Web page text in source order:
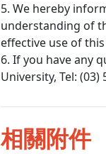
5. We hereby
understanding of
effective use of
6. If you have any
University, Tel: (03)
相關附件